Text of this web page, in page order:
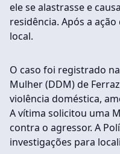
ele se alastrasse e
residência. Após a
local.
O caso foi registrado
Mulher (DDM) de
violência doméstica,
A vítima solicitou uma
contra o agressor. A
investigações para